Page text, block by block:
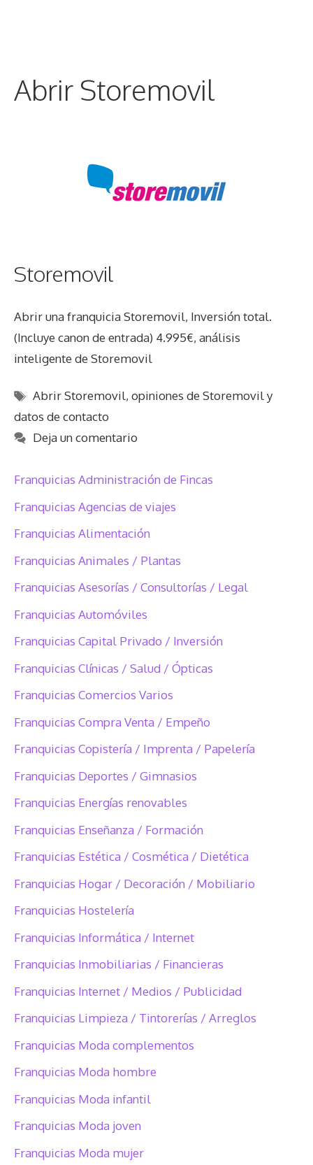
Abrir Storemovil
Storemovil
Abrir una franquicia Storemovil, Inversión total.
(Incluye canon de entrada) 4.995€, análisis
inteligente de Storemovil
Etiquetas
Abrir Storemovil,opiniones de Storemovil y
datos de contacto
Deja un comentario
Franquicias Administración de Fincas
Franquicias Agencias de viajes
Franquicias Alimentación
Franquicias Animales / Plantas
Franquicias Asesorías / Consultorías / Legal
Franquicias Automóviles
Franquicias Capital Privado / Inversión
Franquicias Clínicas / Salud / Ópticas
Franquicias Comercios Varios
Franquicias Compra Venta / Empeño
Franquicias Copistería / Imprenta / Papelería
Franquicias Deportes / Gimnasios
Franquicias Energías renovables
Franquicias Enseñanza / Formación
Franquicias Estética / Cosmética / Dietética
Franquicias Hogar / Decoración / Mobiliario
Franquicias Hostelería
Franquicias Informática / Internet
Franquicias Inmobiliarias / Financieras
Franquicias Internet / Medios / Publicidad
Franquicias Limpieza / Tintorerías / Arreglos
Franquicias Moda complementos
Franquicias Moda hombre
Franquicias Moda infantil
Franquicias Moda joven
Franquicias Moda mujer